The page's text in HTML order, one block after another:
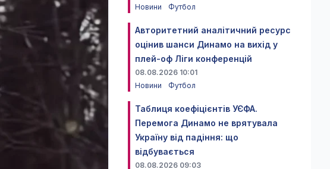
Новини
Футбол
Авторитетний аналітичний ресурс
оцінив шанси Динамо на вихід у
плей-оф Ліги конференцій
08.08.2026 10:01
Новини
Футбол
Таблиця коефіцієнтів УЄФА.
Перемога Динамо не врятувала
Україну від падіння: що
відбувається
08.08.2026 09:03